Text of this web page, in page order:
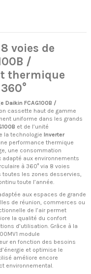
voies de
/
thermique
Daikin FCAG100B /
cassette haut de gamme
uniforme dans les grands
et de l’unité
la technologie Inverter
performance thermique
une consommation
aux environnements
à 360° via 8 voies
toutes les zones desservies,
toute l’année.
aux espaces de grande
de réunion, commerces ou
de l’air permet
la qualité du confort
d’utilisation. Grâce à la
module
en fonction des besoins
et optimise le
améliore encore
environnemental.